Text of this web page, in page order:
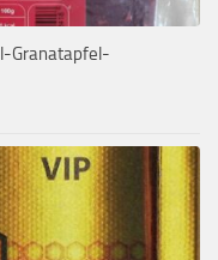
Granatapfel-